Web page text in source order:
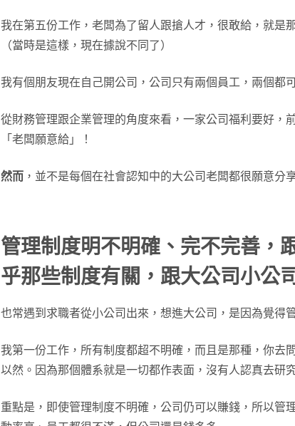
我在第五份工作，老闆為了留人跟搶人才，很敢給，就是
（當時是這樣，現在據說不同了）
我有個朋友現在自己開公司，公司只有兩個員工，兩個都
從財務管理跟企業管理的角度來看，一家公司福利要好，
「老闆願意給」！
然而 ，並不是每個在社會認知中的大公司老闆都很願意分
管理制度明不明確、完不完善，
乎那些制度有關，跟大公司小公
也常遇到求職者從小公司出來，想進大公司，是因為覺得
我第一份工作，所有制度都超不明確，而且是那種，你去
以然。因為那個體系就是一切都作表面，沒有人認真去研
重點是，即使管理制度不明確，公司仍可以賺錢，所以管